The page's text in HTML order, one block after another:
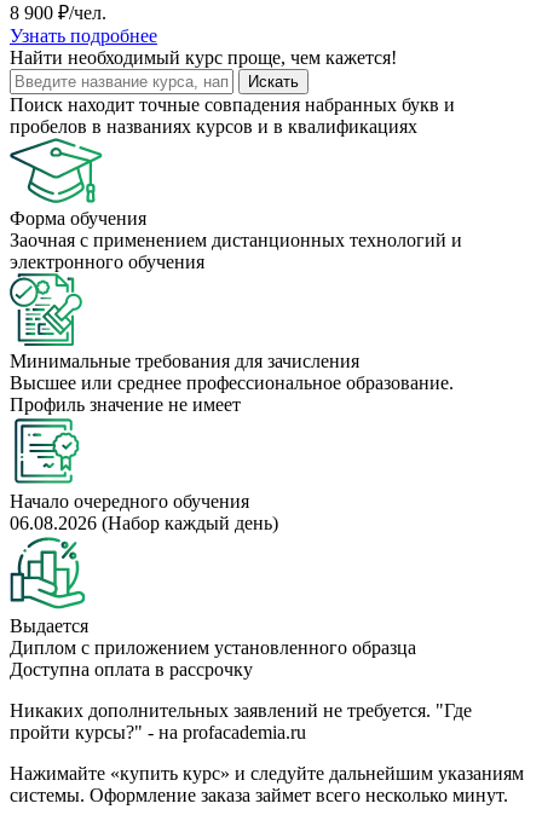
8 900 ₽/чел.
Узнать подробнее
Найти необходимый курс проще, чем кажется!
Искать
Поиск находит точные совпадения набранных букв и
пробелов в названиях курсов и в квалификациях
Форма обучения
Заочная с применением дистанционных технологий и
электронного обучения
Минимальные требования для зачисления
Высшее или среднее профессиональное образование.
Профиль значение не имеет
Начало очередного обучения
06.08.2026 (Набор каждый день)
Выдается
Диплом с приложением установленного образца
Доступна оплата в рассрочку
Никаких дополнительных заявлений не требуется. "Где
пройти курсы?" - на profacademia.ru
Нажимайте «купить курс» и следуйте дальнейшим указаниям
системы. Оформление заказа займет всего несколько минут.